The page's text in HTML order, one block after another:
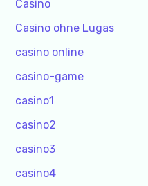
Casino
Casino ohne Lugas
casino online
casino-game
casino1
casino2
casino3
casino4